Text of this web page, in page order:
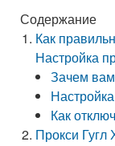
Содержание
Как
Настройка
Зачем
Как
Прокси